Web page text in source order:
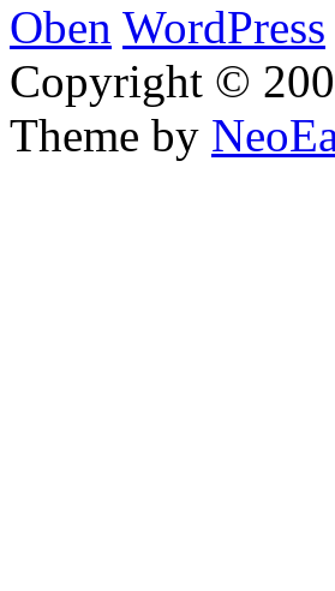
Oben WordPress
Copyright ©
Theme by